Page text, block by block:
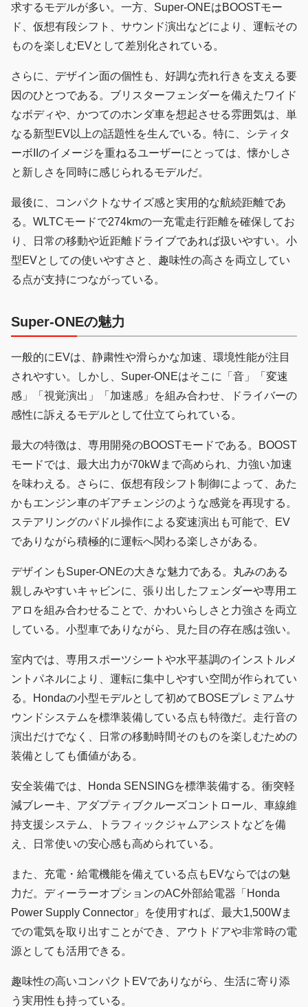
求するモデルが多い。一方、Super-ONEはBOOSTモー
ド、仮想有段シフト、サウンド演出などにより、運転その
ものを楽しむEVとして差別化されている。
さらに、デザイン面の個性も、好調な売れ行きを支える要
因のひとつである。ブリスターフェンダーを備えたワイド
なボディや、かつてのホンダ車を想起させる雰囲気は、単
なる新型EV以上の話題性を生んでいる。特に、シティタ
ーボIIのイメージを重ねるユーザーにとっては、懐かしさ
と新しさを同時に感じられるモデルだ。
最後に、コンパクトなサイズ感と実用的な航続距離であ
る。WLTCモードで274kmの一充電走行距離を確保してお
り、日常の移動や近距離ドライブであれば扱いやすい。小
型EVとしての使いやすさと、趣味性の高さを両立してい
る点が支持につながっている。
Super-ONEの魅力
一般的にEVは、静粛性や滑らかな加速、環境性能が注目
されやすい。しかし、Super-ONEはそこに「音」「変速
感」「視覚演出」「加速感」を組み合わせ、ドライバーの
感性に訴えるモデルとして仕立てられている。
最大の特徴は、専用開発のBOOSTモードである。BOOST
モードでは、最大出力が70kWまで高められ、力強い加速
を味わえる。さらに、仮想有段シフト制御によって、あた
かもエンジン車のギアチェンジのような感覚を再現する。
ステアリングのパドル操作による変速演出も可能で、EV
でありながら積極的に運転へ関わる楽しさがある。
デザインもSuper-ONEの大きな魅力である。丸みのある
親しみやすいキャビンに、張り出したフェンダーや専用エ
アロを組み合わせることで、かわいらしさと力強さを両立
している。小型車でありながら、見た目の存在感は強い。
室内では、専用スポーツシートや水平基調のインストルメ
ントパネルにより、運転に集中しやすい空間が作られてい
る。Hondaの小型モデルとして初めてBOSEプレミアムサ
ウンドシステムを標準装備している点も特徴だ。走行音の
演出だけでなく、日常の移動時間そのものを楽しむための
装備としても価値がある。
安全装備では、Honda SENSINGを標準装備する。衝突軽
減ブレーキ、アダプティブクルーズコントロール、車線維
持支援システム、トラフィックジャムアシストなどを備
え、日常使いの安心感も高められている。
また、充電・給電機能を備えている点もEVならではの魅
力だ。ディーラーオプションのAC外部給電器「Honda
Power Supply Connector」を使用すれば、最大1,500Wま
での電気を取り出すことができ、アウトドアや非常時の電
源としても活用できる。
趣味性の高いコンパクトEVでありながら、生活に寄り添
う実用性も持っている。